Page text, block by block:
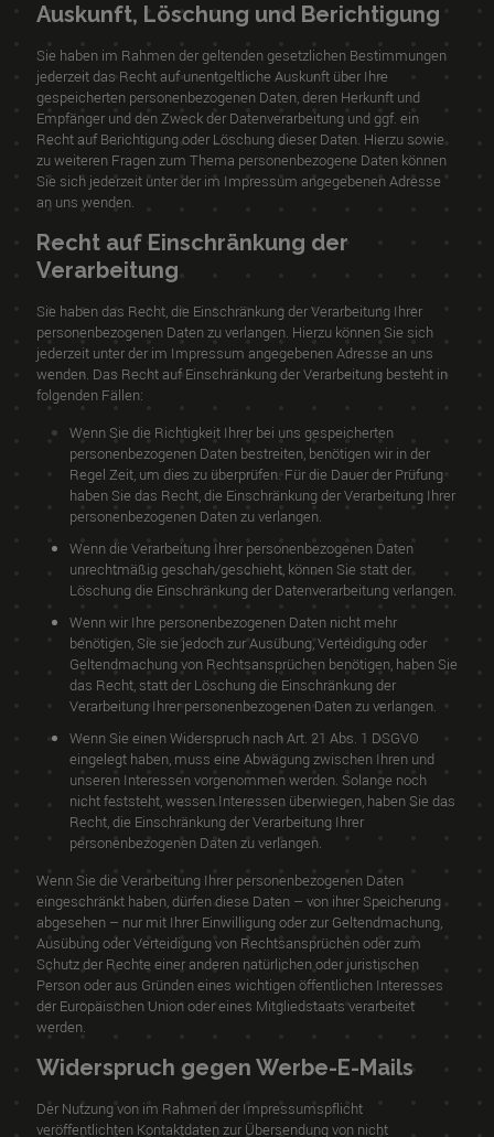
Auskunft, Löschung und Berichtigung
Sie haben im Rahmen der geltenden gesetzlichen Bestimmungen
jederzeit das Recht auf unentgeltliche Auskunft über Ihre
gespeicherten personenbezogenen Daten, deren Herkunft und
Empfänger und den Zweck der Datenverarbeitung und ggf. ein
Recht auf Berichtigung oder Löschung dieser Daten. Hierzu sowie
zu weiteren Fragen zum Thema personenbezogene Daten können
Sie sich jederzeit unter der im Impressum angegebenen Adresse
an uns wenden.
Recht auf Einschränkung der
Verarbeitung
Sie haben das Recht, die Einschränkung der Verarbeitung Ihrer
personenbezogenen Daten zu verlangen. Hierzu können Sie sich
jederzeit unter der im Impressum angegebenen Adresse an uns
wenden. Das Recht auf Einschränkung der Verarbeitung besteht in
folgenden Fällen:
Wenn Sie die Richtigkeit Ihrer bei uns gespeicherten
personenbezogenen Daten bestreiten, benötigen wir in der
Regel Zeit, um dies zu überprüfen. Für die Dauer der Prüfung
haben Sie das Recht, die Einschränkung der Verarbeitung Ihrer
personenbezogenen Daten zu verlangen.
Wenn die Verarbeitung Ihrer personenbezogenen Daten
unrechtmäßig geschah/geschieht, können Sie statt der
Löschung die Einschränkung der Datenverarbeitung verlangen.
Wenn wir Ihre personenbezogenen Daten nicht mehr
benötigen, Sie sie jedoch zur Ausübung, Verteidigung oder
Geltendmachung von Rechtsansprüchen benötigen, haben Sie
das Recht, statt der Löschung die Einschränkung der
Verarbeitung Ihrer personenbezogenen Daten zu verlangen.
Wenn Sie einen Widerspruch nach Art. 21 Abs. 1 DSGVO
eingelegt haben, muss eine Abwägung zwischen Ihren und
unseren Interessen vorgenommen werden. Solange noch
nicht feststeht, wessen Interessen überwiegen, haben Sie das
Recht, die Einschränkung der Verarbeitung Ihrer
personenbezogenen Daten zu verlangen.
Wenn Sie die Verarbeitung Ihrer personenbezogenen Daten
eingeschränkt haben, dürfen diese Daten – von ihrer Speicherung
abgesehen – nur mit Ihrer Einwilligung oder zur Geltendmachung,
Ausübung oder Verteidigung von Rechtsansprüchen oder zum
Schutz der Rechte einer anderen natürlichen oder juristischen
Person oder aus Gründen eines wichtigen öffentlichen Interesses
der Europäischen Union oder eines Mitgliedstaats verarbeitet
werden.
Widerspruch gegen Werbe-E-Mails
Der Nutzung von im Rahmen der Impressumspflicht
veröffentlichten Kontaktdaten zur Übersendung von nicht